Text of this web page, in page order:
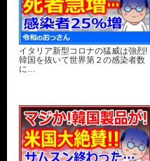
イタリア新型コロナの猛威は強烈!
韓国を抜いて世界第２の感染者数
に…